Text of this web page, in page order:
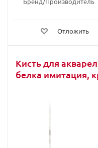
Отложить
Кисть для
белка имитация,